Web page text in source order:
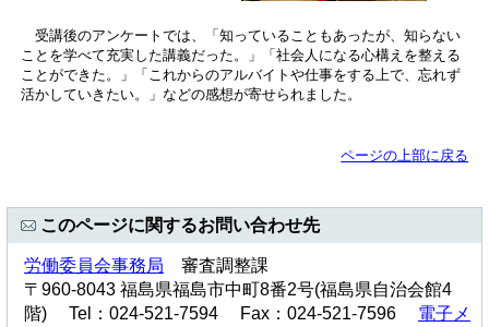
受講後のアンケートでは、「知っていることもあったが、知らない
ことを学べて充実した講義だった。」「社会人になる心構えを整える
ことができた。」「これからのアルバイトや仕事をする上で、忘れず
活かしていきたい。」などの感想が寄せられました。
ページの上部に戻る
このページに関するお問い合わせ先
労働委員会事務局 審査調整課
〒960-8043 福島県福島市中町8番2号(福島県自治会館4
階) Tel：024-521-7594 Fax：024-521-7596 電子メ